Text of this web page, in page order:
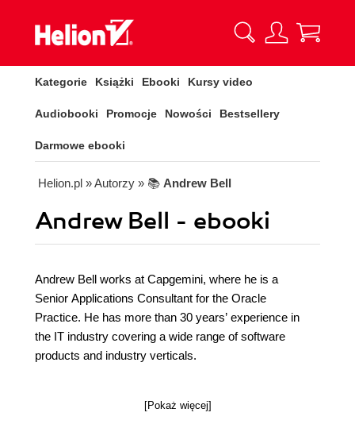
Kategorie Książki Ebooki Kursy video
Audiobooki Promocje Nowości Bestsellery
Darmowe ebooki
Helion.pl » Autorzy » 📚 Andrew Bell
Andrew Bell - ebooki
Andrew Bell works at Capgemini, where he is a
Senior Applications Consultant for the Oracle
Practice. He has more than 30 years’ experience in
the IT industry covering a wide range of software
products and industry verticals.
[Pokaż więcej]